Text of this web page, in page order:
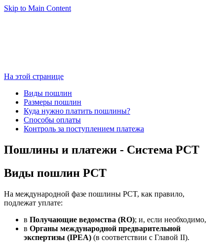
Skip to Main Content
На этой странице
Виды пошлин
Размеры пошлин
Куда нужно платить пошлины?
Способы оплаты
Контроль за поступлением платежа
Пошлины и платежи - Система PCT
Виды пошлин РСТ
На международной фазе пошлины PCT, как правило,
подлежат уплате:
в Получающие ведомства (RO); и, если необходимо,
в Органы международной предварительной
экспертизы (IPEA) (в соответствии с Главой II).